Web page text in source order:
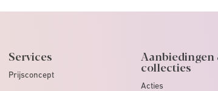
Services
Prijsconcept
Aanbiedingen
collecties
Acties